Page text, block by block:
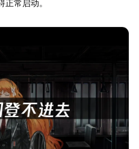
常启动。